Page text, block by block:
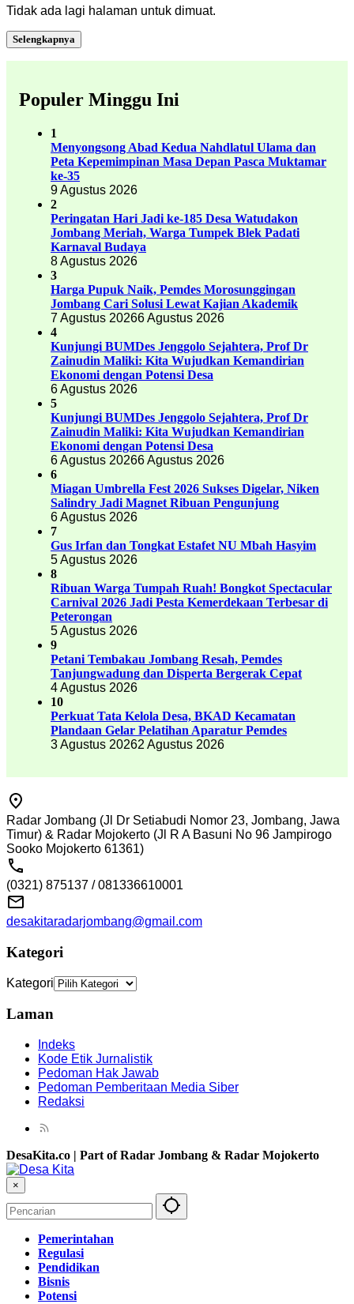
Tidak ada lagi halaman untuk dimuat.
Selengkapnya
Populer Minggu Ini
1
Menyongsong Abad Kedua Nahdlatul Ulama dan
Peta Kepemimpinan Masa Depan Pasca Muktamar
ke-35
9 Agustus 2026
2
Peringatan Hari Jadi ke-185 Desa Watudakon
Jombang Meriah, Warga Tumpek Blek Padati
Karnaval Budaya
8 Agustus 2026
3
Harga Pupuk Naik, Pemdes Morosunggingan
Jombang Cari Solusi Lewat Kajian Akademik
7 Agustus 20266 Agustus 2026
4
Kunjungi BUMDes Jenggolo Sejahtera, Prof Dr
Zainudin Maliki: Kita Wujudkan Kemandirian
Ekonomi dengan Potensi Desa
6 Agustus 2026
5
Kunjungi BUMDes Jenggolo Sejahtera, Prof Dr
Zainudin Maliki: Kita Wujudkan Kemandirian
Ekonomi dengan Potensi Desa
6 Agustus 20266 Agustus 2026
6
Miagan Umbrella Fest 2026 Sukses Digelar, Niken
Salindry Jadi Magnet Ribuan Pengunjung
6 Agustus 2026
7
Gus Irfan dan Tongkat Estafet NU Mbah Hasyim
5 Agustus 2026
8
Ribuan Warga Tumpah Ruah! Bongkot Spectacular
Carnival 2026 Jadi Pesta Kemerdekaan Terbesar di
Peterongan
5 Agustus 2026
9
Petani Tembakau Jombang Resah, Pemdes
Tanjungwadung dan Disperta Bergerak Cepat
4 Agustus 2026
10
Perkuat Tata Kelola Desa, BKAD Kecamatan
Plandaan Gelar Pelatihan Aparatur Pemdes
3 Agustus 20262 Agustus 2026
Radar Jombang (Jl Dr Setiabudi Nomor 23, Jombang, Jawa
Timur) & Radar Mojokerto (Jl R A Basuni No 96 Jampirogo
Sooko Mojokerto 61361)
(0321) 875137 / 081336610001
desakitaradarjombang@gmail.com
Kategori
Kategori
Laman
Indeks
Kode Etik Jurnalistik
Pedoman Hak Jawab
Pedoman Pemberitaan Media Siber
Redaksi
DesaKita.co | Part of Radar Jombang & Radar Mojokerto
×
Pemerintahan
Regulasi
Pendidikan
Bisnis
Potensi